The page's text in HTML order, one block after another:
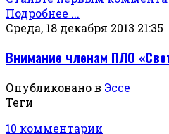
Подробнее ...
Среда, 18 декабря 2013 21:35
Внимание членам ПЛО
Опубликовано в Эссе
Теги
10 комментарии